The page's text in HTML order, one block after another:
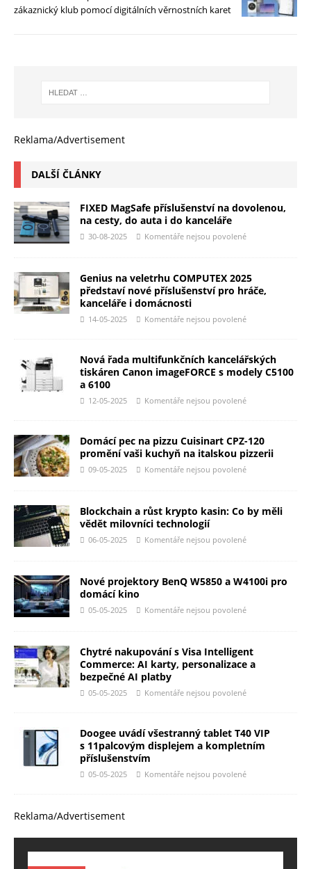
zákaznický klub pomocí digitálních věrnostních karet
Reklama/Advertisement
DALŠÍ ČLÁNKY
FIXED MagSafe příslušenství na dovolenou,
na cesty, do auta i do kanceláře
30-08-2025 Komentáře nejsou povolené
Genius na veletrhu COMPUTEX 2025
představí nové příslušenství pro hráče,
kanceláře i domácnosti
14-05-2025 Komentáře nejsou povolené
Nová řada multifunkčních kancelářských
tiskáren Canon imageFORCE s modely C5100
a 6100
12-05-2025 Komentáře nejsou povolené
Domácí pec na pizzu Cuisinart CPZ-120
promění vaši kuchyň na italskou pizzerii
09-05-2025 Komentáře nejsou povolené
Blockchain a růst krypto kasin: Co by měli
vědět milovníci technologií
06-05-2025 Komentáře nejsou povolené
Nové projektory BenQ W5850 a W4100i pro
domácí kino
05-05-2025 Komentáře nejsou povolené
Chytré nakupování s Visa Intelligent
Commerce: AI karty, personalizace a
bezpečné AI platby
05-05-2025 Komentáře nejsou povolené
Doogee uvádí všestranný tablet T40 VIP
s 11palcovým displejem a kompletním
příslušenstvím
05-05-2025 Komentáře nejsou povolené
Reklama/Advertisement